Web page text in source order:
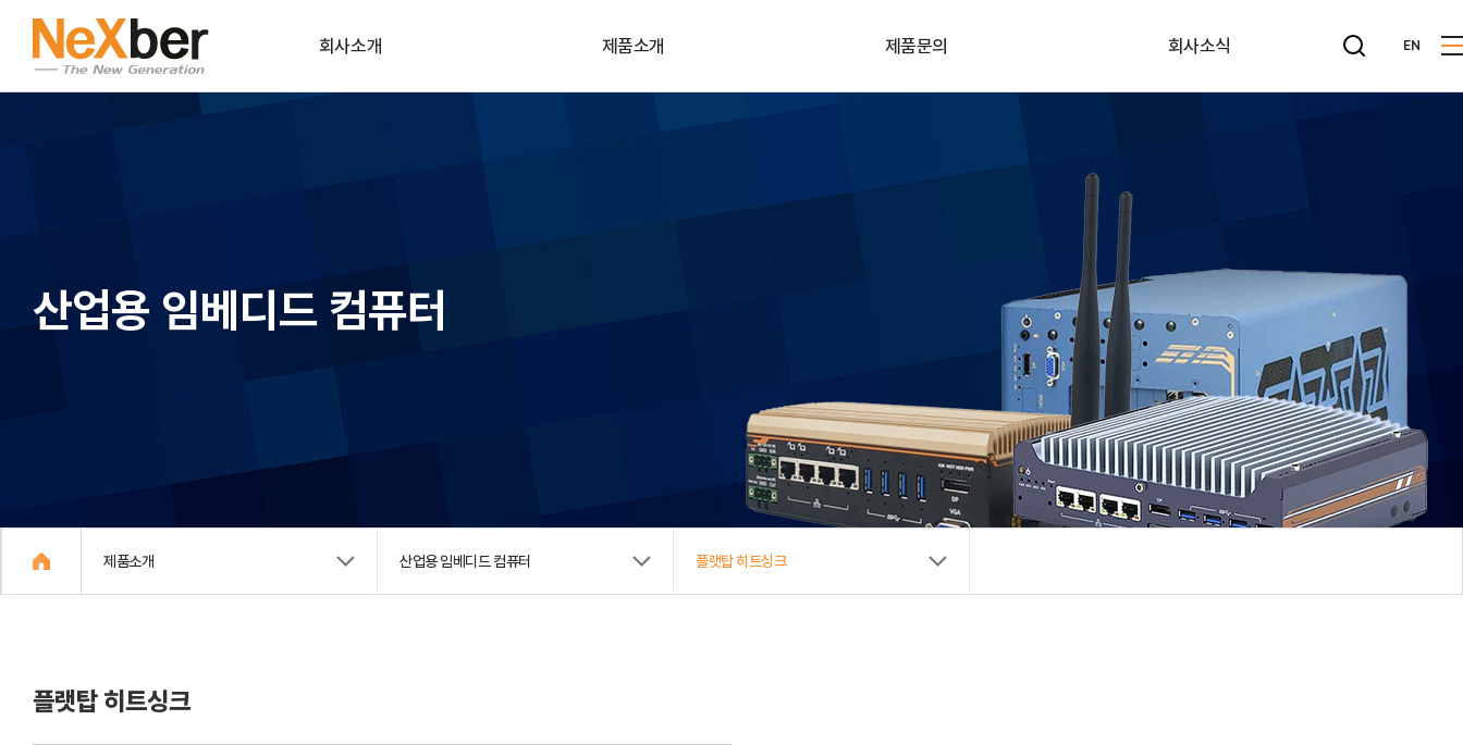
회사소개
파트너사
공식인증
제품소개 제품문의 회사소식 EN
산업용 임베디드 컴퓨터
제품소개 산업용 임베디드 컴퓨터 플랫탑 히트싱크
플랫탑 히트싱크